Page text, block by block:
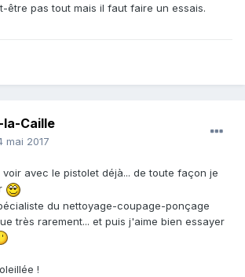
être pas tout mais il faut faire un essais.
Caille
mai 2017
avec le pistolet déjà... de toute façon je
du nettoyage-coupage-ponçage
très rarement... et puis j'aime bien essayer
!